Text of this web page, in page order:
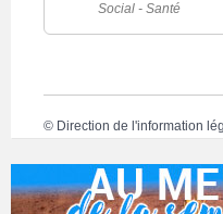
Social - Santé
© Direction de l'information